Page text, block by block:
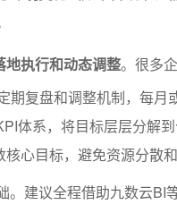
地执行和动态调整。很多
期复盘和调整机制，每
体系，将目标层层分解
心目标，避免资源分散和
。建议全程借助九数云BI